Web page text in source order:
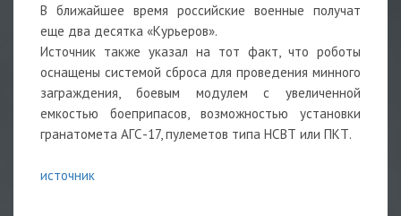
В ближайшее время российские военные получат
еще два десятка «Курьеров».
Источник также указал на тот факт, что роботы
оснащены системой сброса для проведения минного
заграждения, боевым модулем с увеличенной
емкостью боеприпасов, возможностью установки
гранатомета АГС-17, пулеметов типа НСВТ или ПКТ.
источник